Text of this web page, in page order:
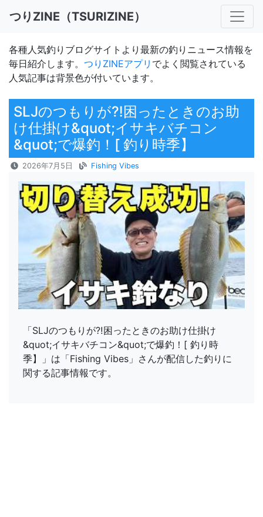
つりZINE（TSURIZINE）
各種人気釣りブログサイトより最新の釣りニュース情報を
毎日紹介します。 つりZINEアプリ でよく閲覧されている
人気記事は背景色が付いています。
SLJのつもりが⁈困ったときのお助
け仕掛け&quot;イサキバチコン
&quot;で爆釣！[ 釣り時季】
2026年7月5日 Fishing Vibes
「SLJのつもりが⁈困ったときのお助け仕掛け
&quot;イサキバチコン&quot;で爆釣！[ 釣り時
季】」は「Fishing Vibes」さんが配信した釣りに
関する記事情報です。